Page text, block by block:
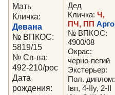
Мать
Кличка:
Девана
№ ВПКОС:
5819/15
№ Св-ва:
492-210/рос
Дата
рождения:
Дед
Кличка: Ч,
ПЧ, ПП Арго
№ ВПКОС:
4900/08
Окрас:
черно-пегий
Экстерьер:
Пол. диплом:
Iвп, 4-IIу, 2-II